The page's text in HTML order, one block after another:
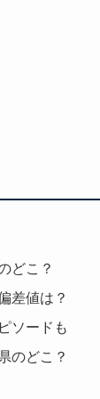
どこ？
差値は？
ソードも
のどこ？